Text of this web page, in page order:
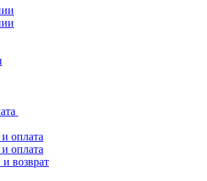
оплата
оплата
возврат